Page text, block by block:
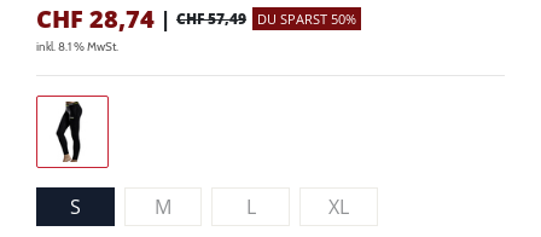
CHF 28,74 | CHF 57,49 DU SPARST 50%
inkl. 8.1 % MwSt.
S M L XL